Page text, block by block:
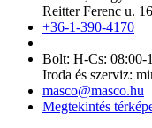
Reitter Ferenc u.
+36-1-390-4170
Bolt: H-Cs: 08:00-
Iroda és szerviz:
masco@masco.hu
Megtekintés